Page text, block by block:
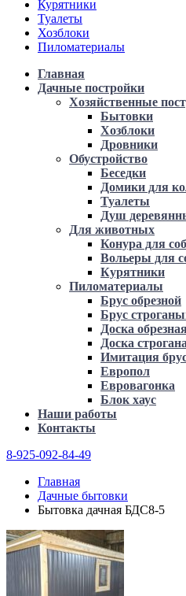
Курятники
Туалеты
Хозблоки
Пиломатериалы
Главная
Дачные постройки
Хозяйственные
Бытовки
Хозблоки
Дровники
Обустройство
Беседки
Домики для
Туалеты
Душ
Для животных
Конура для
Вольеры для
Курятники
Пиломатериалы
Брус обрезной
Брус
Доска
Доска
Имитация
Европол
Евровагонка
Блок хаус
Наши работы
Контакты
8-925-092-84-49
Главная
Дачные бытовки
Бытовка дачная БДС8-5